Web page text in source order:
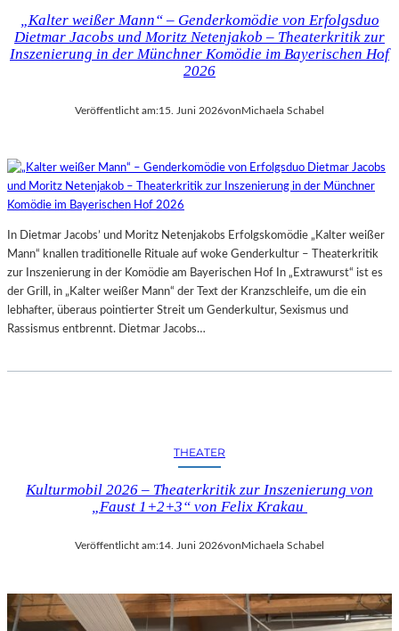
„Kalter weißer Mann“ – Genderkomödie von Erfolgsduo
Dietmar Jacobs und Moritz Netenjakob – Theaterkritik zur
Inszenierung in der Münchner Komödie im Bayerischen Hof
2026
Veröffentlicht am:15. Juni 2026vonMichaela Schabel
In Dietmar Jacobs’ und Moritz Netenjakobs Erfolgskomödie „Kalter weißer
Mann“ knallen traditionelle Rituale auf woke Genderkultur – Theaterkritik
zur Inszenierung in der Komödie am Bayerischen Hof In „Extrawurst“ ist es
der Grill, in „Kalter weißer Mann“ der Text der Kranzschleife, um die ein
lebhafter, überaus pointierter Streit um Genderkultur, Sexismus und
Rassismus entbrennt. Dietmar Jacobs…
THEATER
Kulturmobil 2026 – Theaterkritik zur Inszenierung von
„Faust 1+2+3“ von Felix Krakau
Veröffentlicht am:14. Juni 2026vonMichaela Schabel